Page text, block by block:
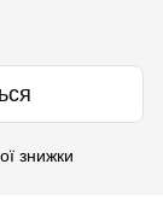
знижки